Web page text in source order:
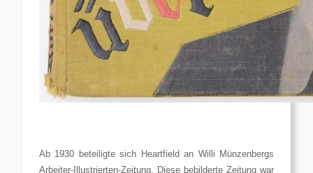
Ab 1930 beteiligte sich Heartfield an Willi Münzenbergs
Arbeiter-Illustrierten-Zeitung. Diese bebilderte Zeitung war